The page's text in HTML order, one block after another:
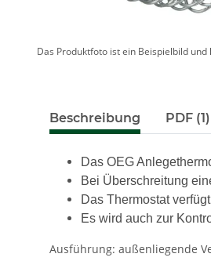
Das Produktfoto ist ein Beispielbild
Beschreibung PDF (1)
Das OEG
Bei Überschreitung
Das Thermostat
Es wird auch zur
Ausführung: außenliegende